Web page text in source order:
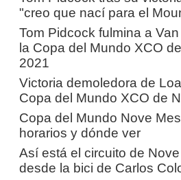
"creo que nací para el
Tom Pidcock fulmina a
la Copa del Mundo XCO
2021
Victoria demoledora de
Copa del Mundo XCO de
Copa del Mundo Nove
horarios y dónde ver
Así está el circuito de
desde la bici de Carlos